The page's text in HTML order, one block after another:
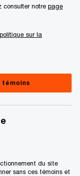
consulter notre page
politique sur la
du site
sans ces témoins et